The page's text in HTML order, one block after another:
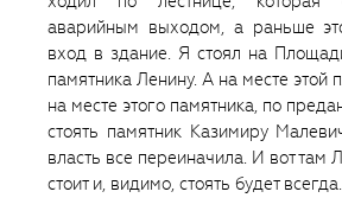
аварийным выходом, а раньше
вход в здание. Я стоял на
памятника Ленину. А на месте этой
на месте этого памятника, по
стоять памятник Казимиру
власть все переиначила. И вот там
стоит и, видимо, стоять будет всегда.